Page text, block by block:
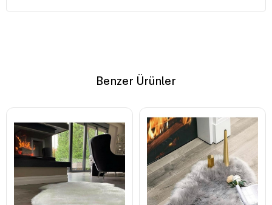
Görüntüsü yumuşaklığı çok güzel ince dokulu yıkadığım
Benzer Ürünler